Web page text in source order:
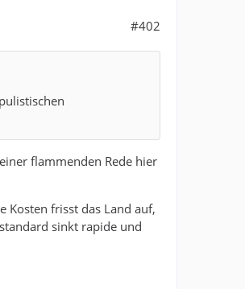
#402
flammenden Rede hier
Kosten frisst das Land auf,
sinkt rapide und